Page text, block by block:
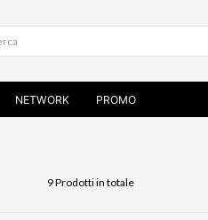
NETWORK PROMO
9 Prodotti in totale